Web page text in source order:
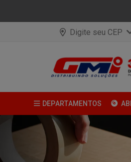
Digite seu CEP
DEPARTAMENTOS